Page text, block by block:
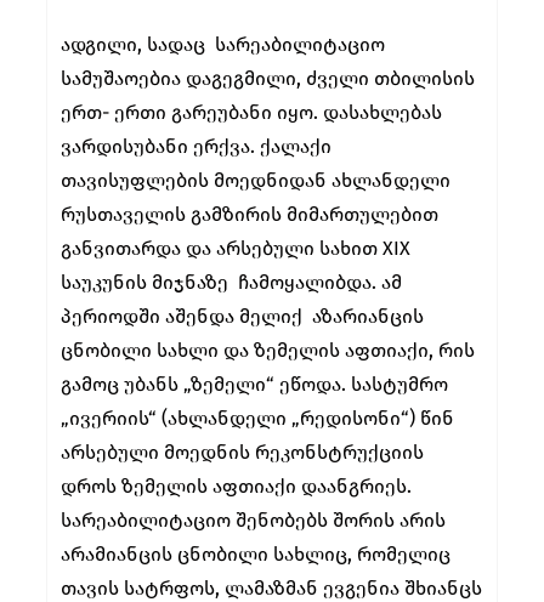
ადგილი, სადაც სარეაბილიტაციო
სამუშაოებია დაგეგმილი, ძველი თბილისის
ერთ- ერთი გარეუბანი იყო. დასახლებას
ვარდისუბანი ერქვა. ქალაქი
თავისუფლების მოედნიდან ახლანდელი
რუსთაველის გამზირის მიმართულებით
განვითარდა და არსებული სახით XIX
საუკუნის მიჯნაზე ჩამოყალიბდა. ამ
პერიოდში აშენდა მელიქ აზარიანცის
ცნობილი სახლი და ზემელის აფთიაქი, რის
გამოც უბანს „ზემელი“ ეწოდა. სასტუმრო
„ივერიის“ (ახლანდელი „რედისონი“) წინ
არსებული მოედნის რეკონსტრუქციის
დროს ზემელის აფთიაქი დაანგრიეს.
სარეაბილიტაციო შენობებს შორის არის
არამიანცის ცნობილი სახლიც, რომელიც
თავის სატრფოს, ლამაზმან ევგენია შხიანცს